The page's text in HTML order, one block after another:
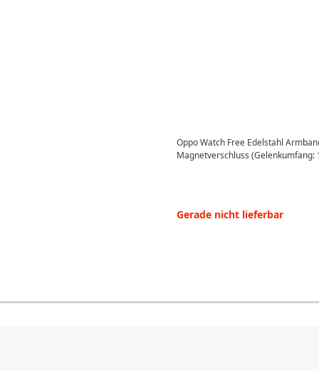
Oppo Watch Free Edelstahl
Magnetverschluss (Gelenkumfang:
Gerade nicht lieferbar